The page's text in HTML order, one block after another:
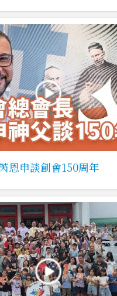
恩申談創會150周年